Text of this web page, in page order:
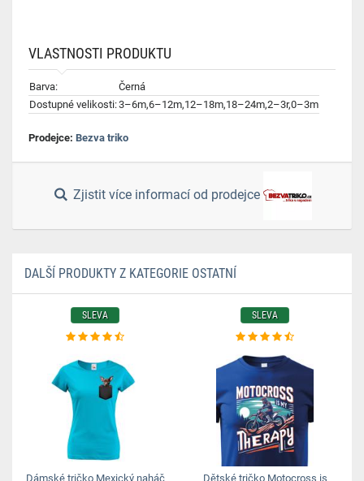
VLASTNOSTI PRODUKTU
Barva:
Černá
Dostupné velikosti:3–6m,6–12m,12–18m,18–24m,2–3r,0–3m
Prodejce: Bezva triko
Zjistit více informací od prodejce
DALŠÍ PRODUKTY Z KATEGORIE OSTATNÍ
SLEVA
Dámské tričko Mexický naháč
SLEVA
Dětské tričko Motocross is